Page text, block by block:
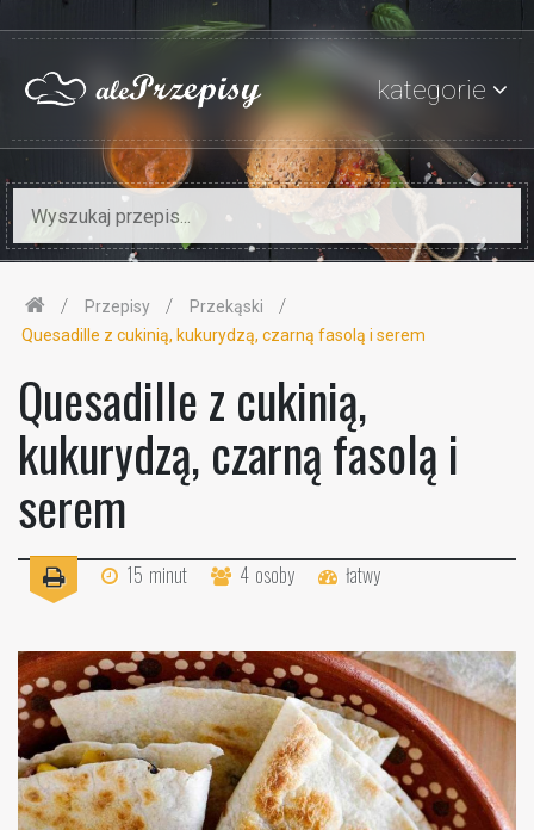
kategorie
Przepisy
Przekąski
Quesadille z cukinią, kukurydzą, czarną fasolą i serem
Quesadille z cukinią,
kukurydzą, czarną fasolą i
serem
15 minut 4 osoby łatwy